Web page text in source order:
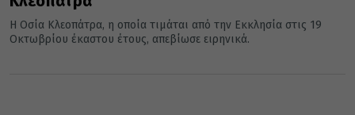
Η Οσία Κλεοπάτρα, η οποία τιμάται από την Εκκλησία στις 19
Οκτωβρίου έκαστου έτους, απεβίωσε ειρηνικά.